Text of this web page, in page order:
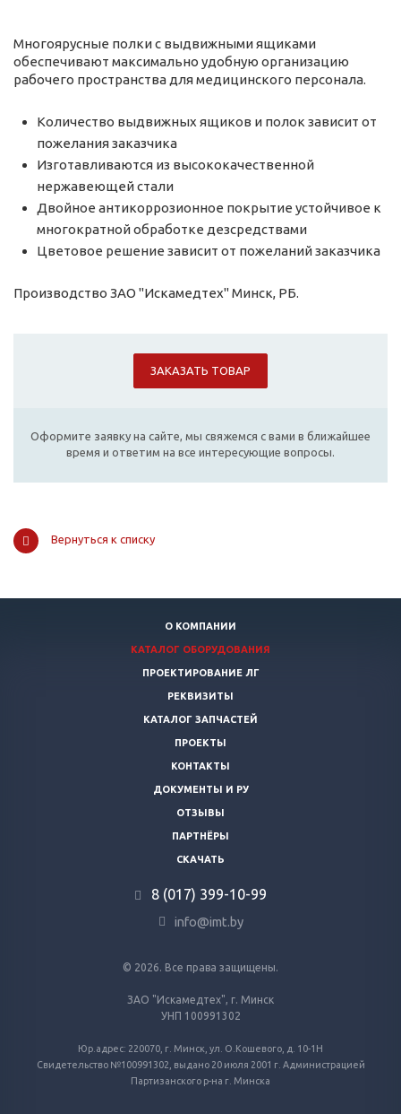
Многоярусные полки с выдвижными ящиками
обеспечивают максимально удобную организацию
рабочего пространства для медицинского персонала.
Количество выдвижных ящиков и полок зависит от
пожелания заказчика
Изготавливаются из высококачественной
нержавеющей стали
Двойное антикоррозионное покрытие устойчивое к
многократной обработке дезсредствами
Цветовое решение зависит от пожеланий заказчика
Производство ЗАО "Искамедтех" Минск, РБ.
ЗАКАЗАТЬ ТОВАР
Оформите заявку на сайте, мы свяжемся с вами в ближайшее
время и ответим на все интересующие вопросы.
Вернуться к списку
О КОМПАНИИ
КАТАЛОГ ОБОРУДОВАНИЯ
ПРОЕКТИРОВАНИЕ ЛГ
РЕКВИЗИТЫ
КАТАЛОГ ЗАПЧАСТЕЙ
ПРОЕКТЫ
КОНТАКТЫ
ДОКУМЕНТЫ И РУ
ОТЗЫВЫ
ПАРТНЁРЫ
СКАЧАТЬ
8 (017) 399-10-99
info@imt.by
© 2026. Все права защищены.
ЗАО "Искамедтех", г. Минск
УНП 100991302
Юр.адрес: 220070, г. Минск, ул. О.Кошевого, д. 10-1Н
Свидетельство №100991302, выдано 20 июля 2001 г. Администрацией
Партизанского р-на г. Минска